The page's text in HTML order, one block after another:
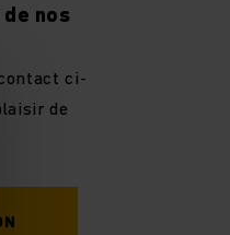
nos
ci-
de